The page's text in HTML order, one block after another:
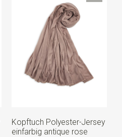
Kopftuch Polyester-Jersey
einfarbig antique rose